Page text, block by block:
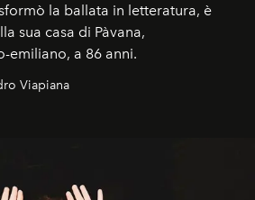
la ballata in letteratura, è
sua casa di Pàvana,
emiliano, a 86 anni.
Viapiana